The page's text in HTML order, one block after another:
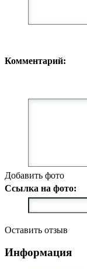
Комментарий:
Добавить фото
Ссылка на фото:
Оставить отзыв
Информация